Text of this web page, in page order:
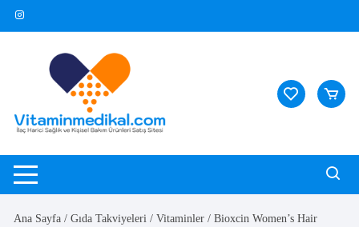
Skip
Ana Sayfa /Gıda Takviyeleri /Vitaminler / Bioxcin Women’s Hair